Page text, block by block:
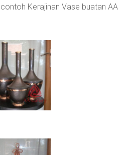
Kerajinan Vase buatan AA